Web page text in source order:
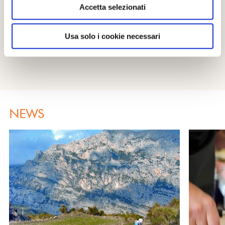
Accetta selezionati
Usa solo i cookie necessari
NEWS